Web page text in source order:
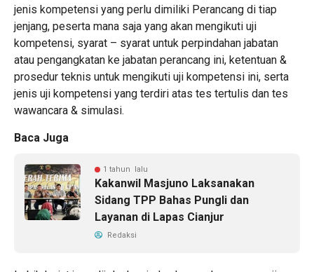
jenis kompetensi yang perlu dimiliki Perancang di tiap
jenjang, peserta mana saja yang akan mengikuti uji
kompetensi, syarat – syarat untuk perpindahan jabatan
atau pengangkatan ke jabatan perancang ini, ketentuan &
prosedur teknis untuk mengikuti uji kompetensi ini, serta
jenis uji kompetensi yang terdiri atas tes tertulis dan tes
wawancara & simulasi.
Baca Juga
1 tahun lalu
Kakanwil Masjuno Laksanakan
Sidang TPP Bahas Pungli dan
Layanan di Lapas Cianjur
Redaksi